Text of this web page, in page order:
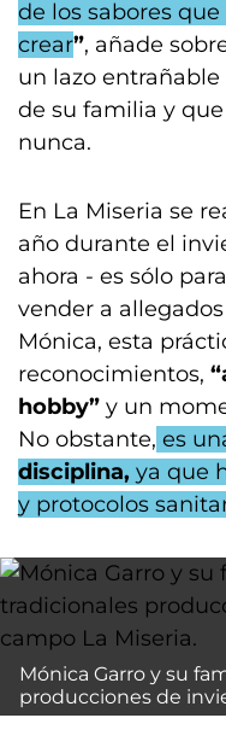
de los sabores
crear”, añade
un lazo
de su familia y
nunca.
En La Miseria se
año durante el
ahora - es sólo
vender a
Mónica, esta
reconocimientos,
hobby” y un
No obstante, es
disciplina, ya que
y protocolos
Mónica Garro y su
producciones de